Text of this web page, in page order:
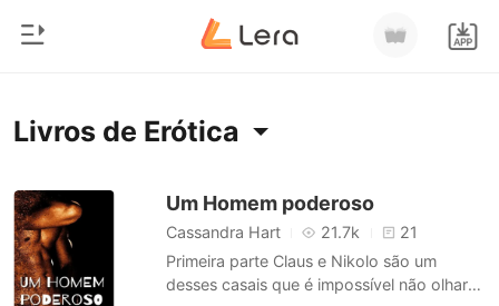
Histórico
Início
Moderno
Lobisomem
Livros de Erótica
Um Homem poderoso
Cassandra Hart 21.7k
21
Primeira parte Claus e Nikolo são um
desses casais que é impossível não olhar